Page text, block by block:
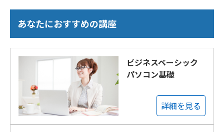
あなたにおすすめの講座
ビジネスベーシック
パソコン基礎
詳細を見る